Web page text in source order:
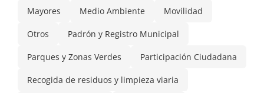
Mayores Medio Ambiente Movilidad
Otros Padrón y Registro Municipal
Parques y Zonas Verdes Participación Ciudadana
Recogida de residuos y limpieza viaria